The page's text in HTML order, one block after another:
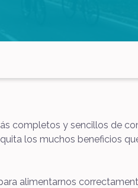
completos y sencillos de
los muchos beneficios
alimentarnos